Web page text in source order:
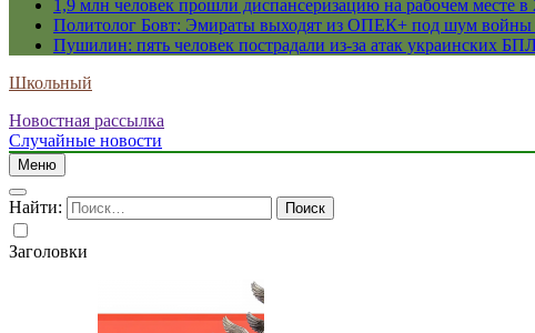
1,9 млн человек прошли диспансеризацию на рабочем месте в
Политолог Бовт: Эмираты выходят из ОПЕК+ под шум
Пушилин: пять человек пострадали из-за атак украинских
Школьный
Новостная рассылка
Случайные новости
Меню
Найти:
Заголовки